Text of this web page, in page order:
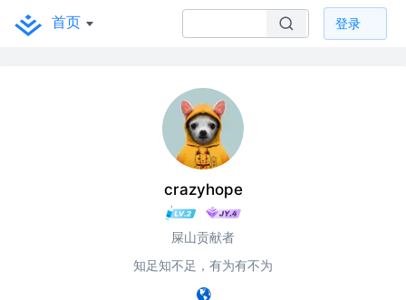
首页 登录
crazyhope
屎山贡献者
知足知不足，有为有不为